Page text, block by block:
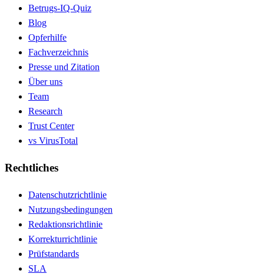
Betrugs-IQ-Quiz
Blog
Opferhilfe
Fachverzeichnis
Presse und Zitation
Über uns
Team
Research
Trust Center
vs VirusTotal
Rechtliches
Datenschutzrichtlinie
Nutzungsbedingungen
Redaktionsrichtlinie
Korrekturrichtlinie
Prüfstandards
SLA